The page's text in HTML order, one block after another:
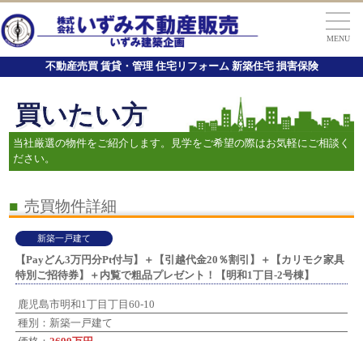
MENU
不動産売買 賃貸・管理 住宅リフォーム 新築住宅 損害保険
買いたい方
当社厳選の物件をご紹介します。見学をご希望の際はお気軽にご相談く
ださい。
■ 売買物件詳細
新築一戸建て
【Payどん3万円分Pt付与】＋【引越代金20％割引】＋【カリモク家具
特別ご招待券】＋内覧で粗品プレゼント！【明和1丁目-2号棟】
鹿児島市明和1丁目丁目60-10
種別：新築一戸建て